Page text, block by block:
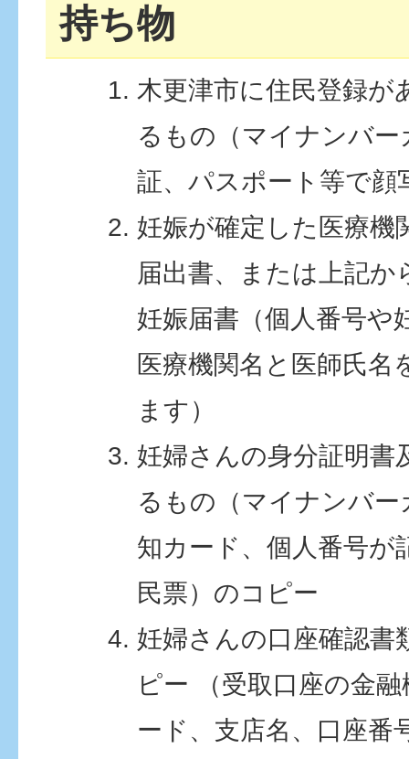
持ち物
木更津市に住民登録が
るもの（マイナンバー
証、パスポート等で顔
妊娠が確定した医療機
届出書、または上記
妊娠届書（個人番号や
医療機関名と医師氏名
ます）
妊婦さんの身分証明書
るもの（マイナンバ
知カード、個人番号が
民票）のコピー
妊婦さんの口座確認書
ピー （受取口座の金
ード、支店名、口座番